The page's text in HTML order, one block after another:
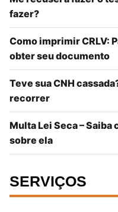
fazer?
Como imprimir CRLV:
obter seu documento
Teve sua CNH
recorrer
Multa Lei Seca – Saiba
sobre ela
SERVIÇOS